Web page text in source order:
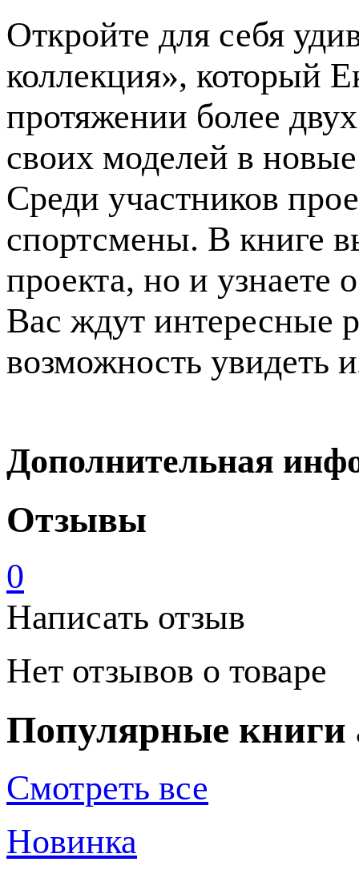
Откройте для себя
коллекция», который
протяжении более
своих моделей в
Среди участников
спортсмены. В книге
проекта, но и узнаете
Вас ждут интересные
возможность увидеть
Дополнительная
Отзывы
0
Написать отзыв
Нет отзывов о товаре
Популярные книги
Смотреть все
Новинка